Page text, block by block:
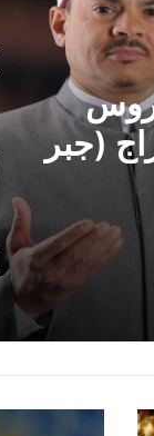
(جبر
مُحَمَّدٌ